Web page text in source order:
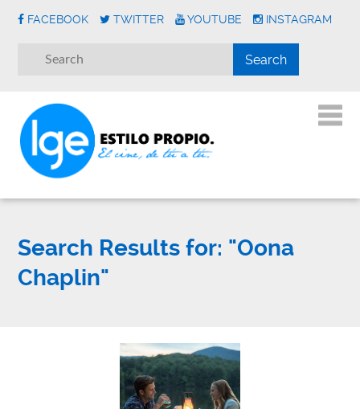
FACEBOOK TWITTER YOUTUBE INSTAGRAM
Search Results for: "Oona
Chaplin"